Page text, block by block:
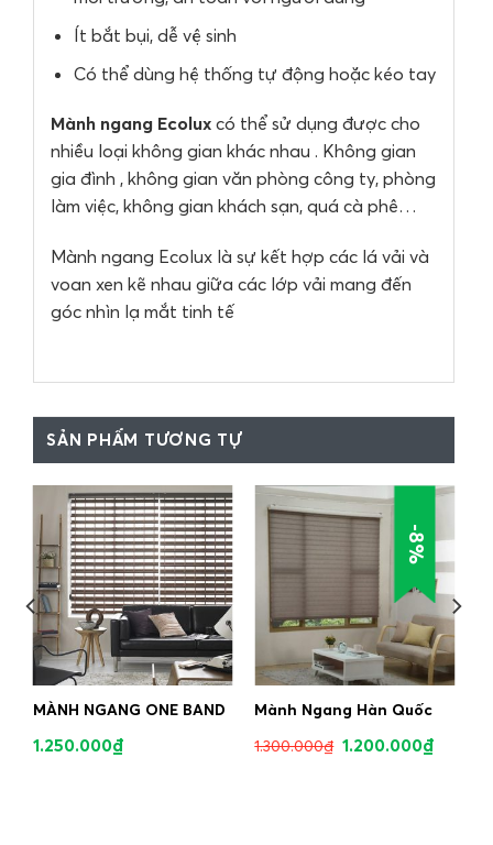
Ít bắt bụi, dễ vệ sinh
Có thể dùng hệ thống tự động hoặc kéo tay
Mành ngang Ecolux có thể sử dụng được cho
nhiều loại không gian khác nhau . Không gian
gia đình , không gian văn phòng công ty, phòng
làm việc, không gian khách sạn, quá cà phê…
Mành ngang Ecolux là sự kết hợp các lá vải và
voan xen kẽ nhau giữa các lớp vải mang đến
góc nhìn lạ mắt tinh tế
SẢN PHẨM TƯƠNG TỰ
MÀNH NGANG ONE BAND
1.250.000₫
-8%
Mành Ngang Hàn Quốc
1.300.000₫ 1.200.000₫